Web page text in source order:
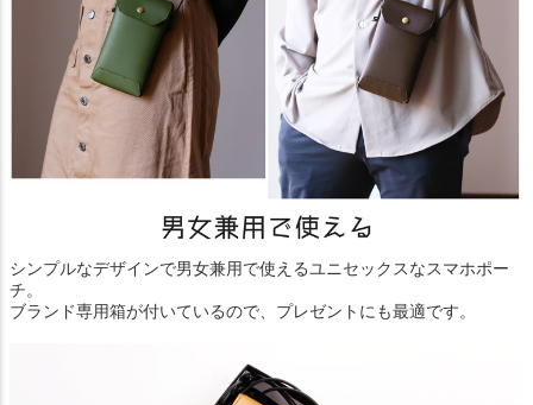
シンプルなデザインで男女兼用で使えるユニセックスなスマホポー
チ。
ブランド専用箱が付いているので、プレゼントにも最適です。